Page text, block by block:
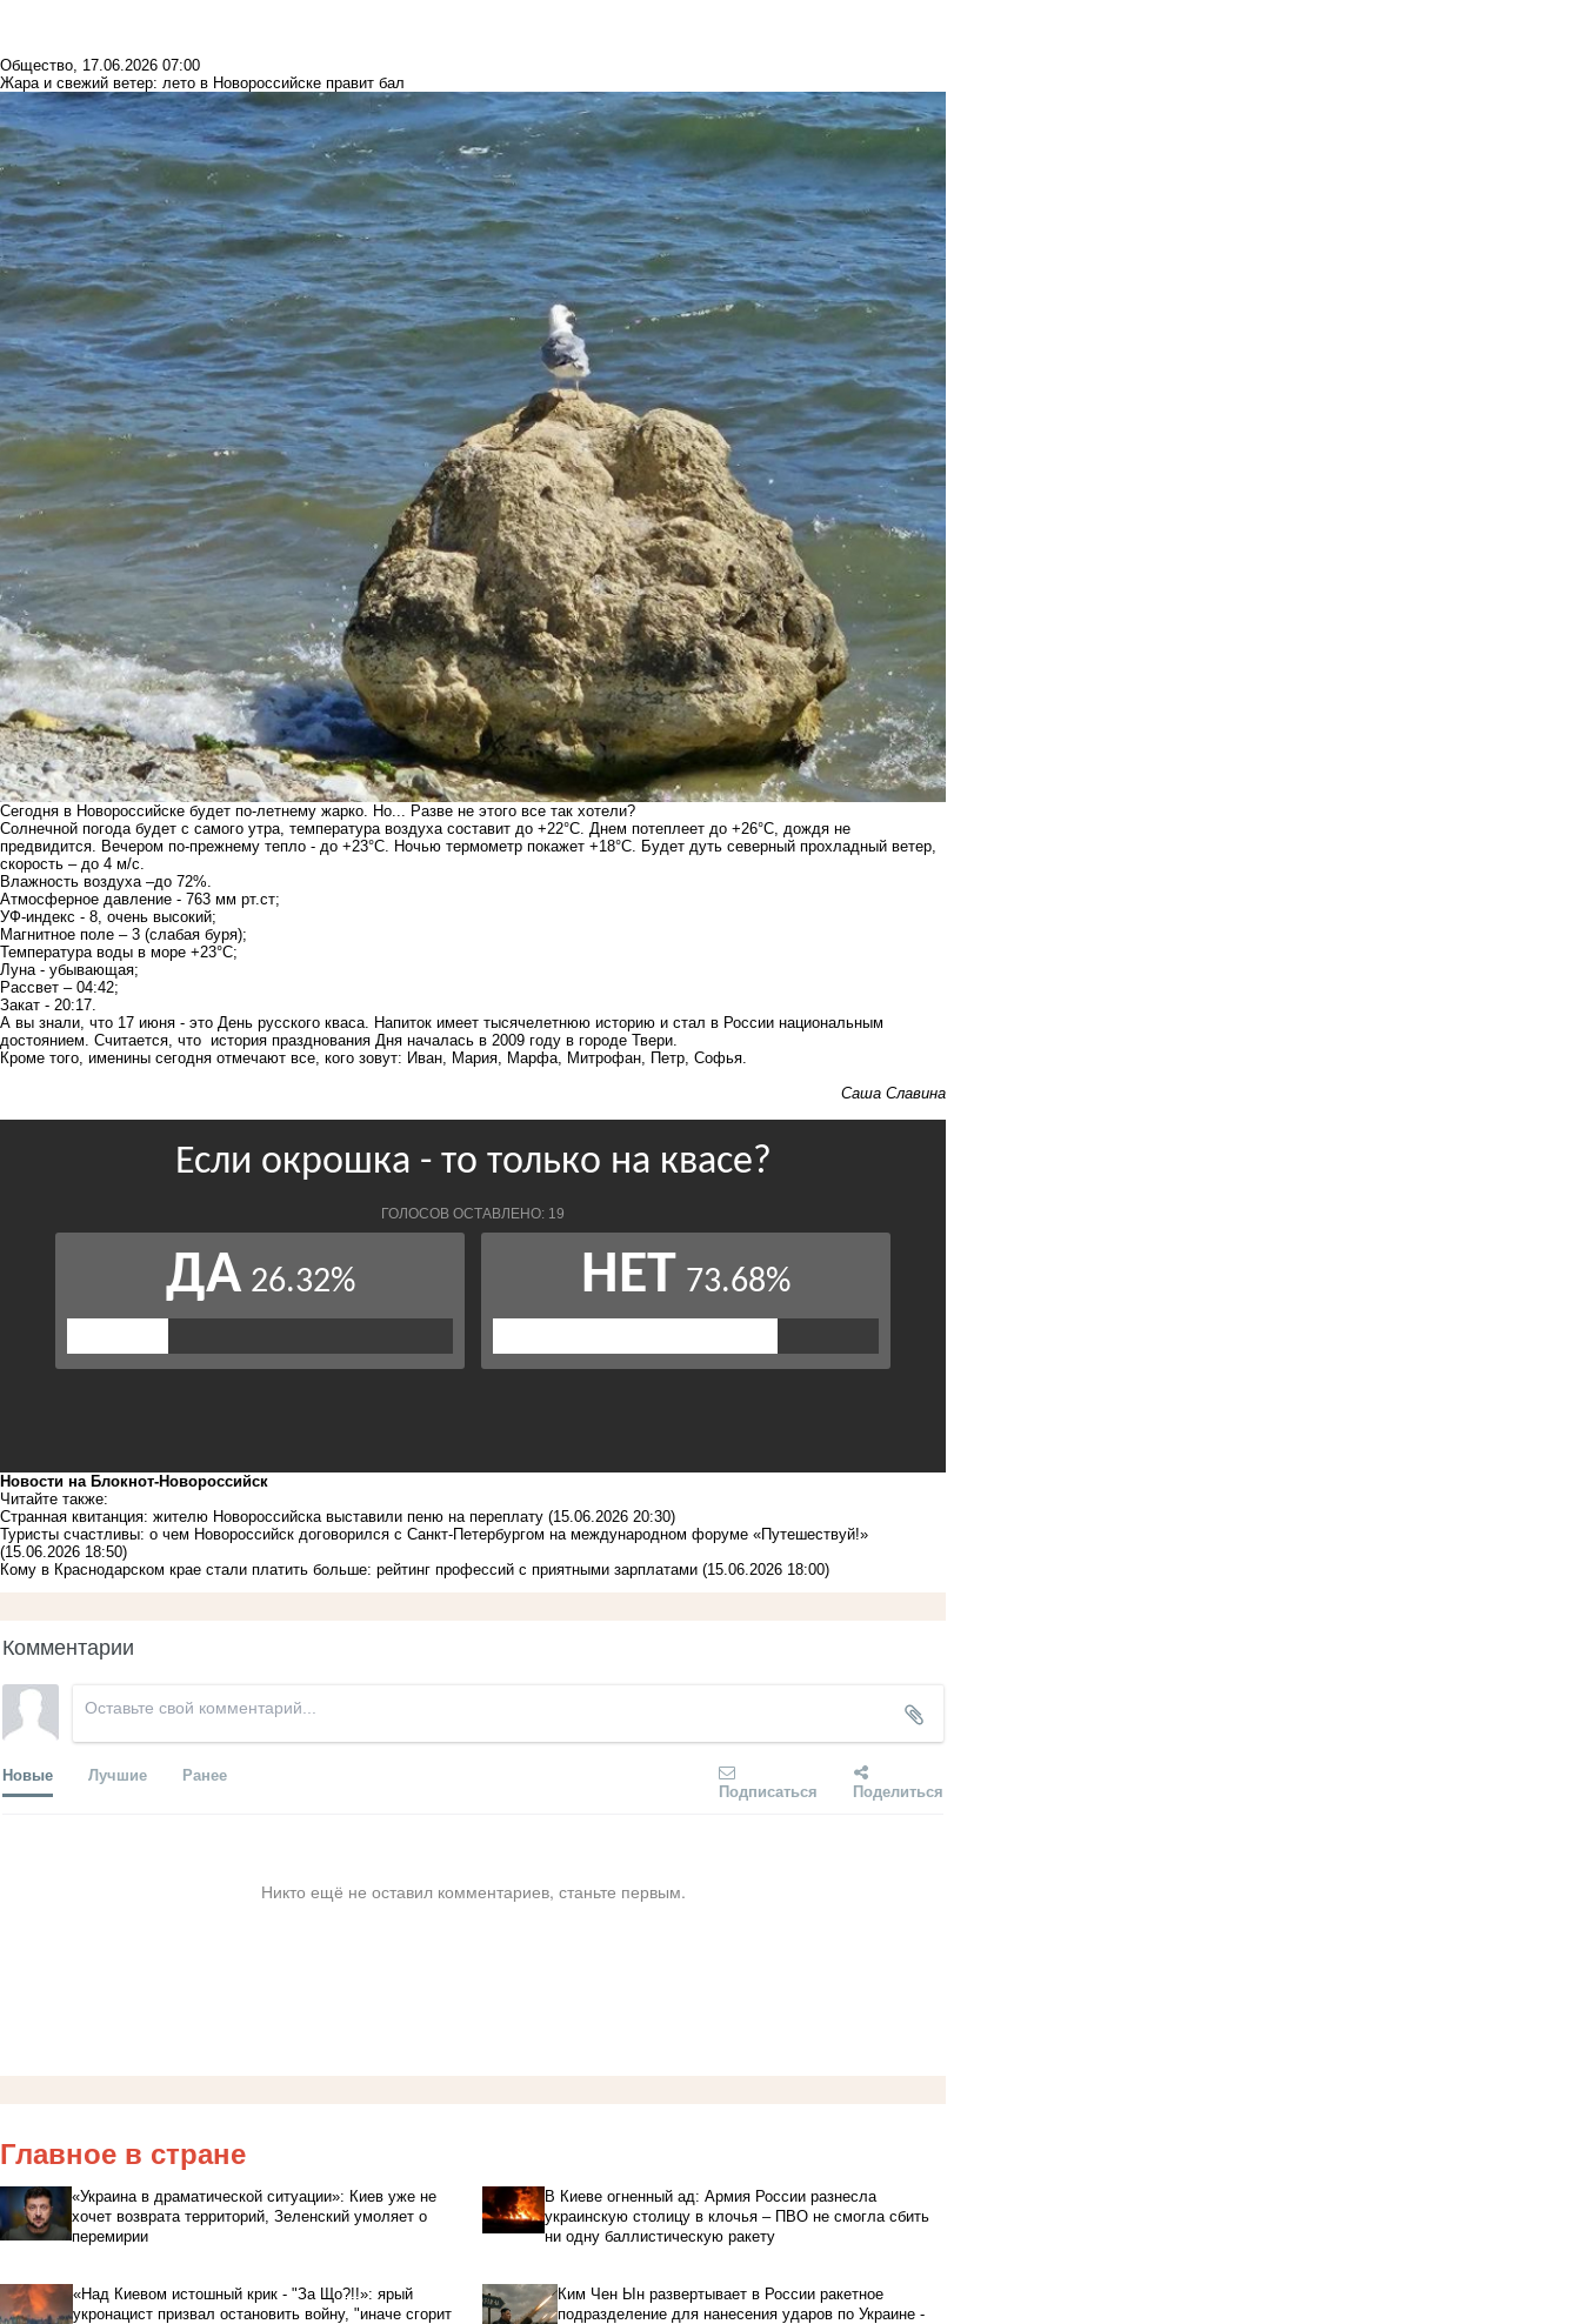
Общество, 17.06.2026 07:00
Жара и свежий ветер: лето в Новороссийске правит бал
Сегодня в Новороссийске будет по-летнему жарко. Но... Разве не этого все так хотели?
Солнечной погода будет с самого утра, температура воздуха составит до +22°С. Днем потеплеет до +26°С, дождя не
предвидится. Вечером по-прежнему тепло - до +23°С. Ночью термометр покажет +18°С. Будет дуть северный прохладный ветер,
скорость – до 4 м/с.
Влажность воздуха –до 72%.
Атмосферное давление - 763 мм рт.ст;
УФ-индекс - 8, очень высокий;
Магнитное поле – 3 (слабая буря);
Температура воды в море +23°С;
Луна - убывающая;
Рассвет – 04:42;
Закат - 20:17.
А вы знали, что 17 июня - это День русского кваса. Напиток имеет тысячелетнюю историю и стал в России национальным
достоянием. Считается, что история празднования Дня началась в 2009 году в городе Твери.
Кроме того, именины сегодня отмечают все, кого зовут: Иван, Мария, Марфа, Митрофан, Петр, Софья.
Саша Славина
Новости на Блoкнoт-Новороссийск
Читайте также:
Странная квитанция: жителю Новороссийска выставили пеню на переплату (15.06.2026 20:30)
Туристы счастливы: о чем Новороссийск договорился с Санкт-Петербургом на международном форуме «Путешествуй!»
(15.06.2026 18:50)
Кому в Краснодарском крае стали платить больше: рейтинг профессий с приятными зарплатами (15.06.2026 18:00)
Комментарии
Новые Лучшие Ранее
Подписаться Поделиться
Никто ещё не оставил комментариев, станьте первым.
Главное в стране
«Украина в драматической ситуации»: Киев уже не
хочет возврата территорий, Зеленский умоляет о
перемирии
В Киеве огненный ад: Армия России разнесла
украинскую столицу в клочья – ПВО не смогла сбить
ни одну баллистическую ракету
«Над Киевом истошный крик - "За Що?!!»: ярый
укронацист призвал остановить войну, "иначе сгорит
Ким Чен Ын развертывает в России ракетное
подразделение для нанесения ударов по Украине -